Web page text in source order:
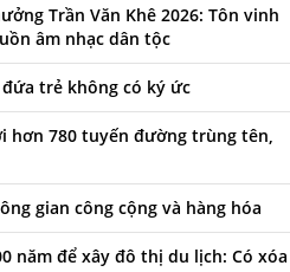
Trần Văn Khê 2026: Tôn vinh
âm nhạc dân tộc
trẻ không có ký ức
hơn 780 tuyến đường trùng tên,
gian công cộng và hàng hóa
năm để xây đô thị du lịch: Có xóa